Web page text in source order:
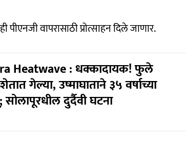
वापरासाठी प्रोत्साहन दिले जाणार.
Heatwave : धक्कादायक! फुले
गेल्या, उष्माघाताने ३५ वर्षाच्या
दुर्दैवी घटना